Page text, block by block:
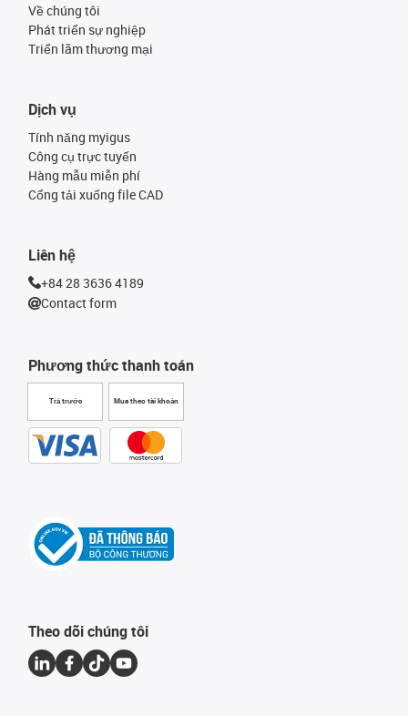
Về chúng tôi
Phát triển sự nghiệp
Triển lãm thương mại
Phương thức thanh toán
Trả trước Mua theo tài khoản
Dịch vụ
Tính năng myigus
Công cụ trực tuyến
Hàng mẫu miễn phí
Cổng tải xuống file CAD
Liên hệ
+84 28 3636 4189
Contact form
Theo dõi chúng tôi